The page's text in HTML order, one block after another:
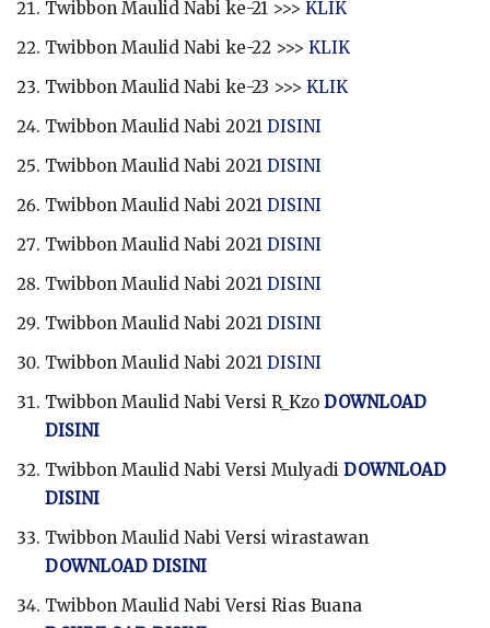
Twibbon Maulid Nabi ke-21 >>> KLIK
Twibbon Maulid Nabi ke-22 >>> KLIK
Twibbon Maulid Nabi ke-23 >>> KLIK
Twibbon Maulid Nabi 2021 DISINI
Twibbon Maulid Nabi 2021 DISINI
Twibbon Maulid Nabi 2021 DISINI
Twibbon Maulid Nabi 2021 DISINI
Twibbon Maulid Nabi 2021 DISINI
Twibbon Maulid Nabi 2021 DISINI
Twibbon Maulid Nabi 2021 DISINI
Twibbon Maulid Nabi Versi R_Kzo DOWNLOAD
DISINI
Twibbon Maulid Nabi Versi Mulyadi DOWNLOAD
DISINI
Twibbon Maulid Nabi Versi wirastawan
DOWNLOAD DISINI
Twibbon Maulid Nabi Versi Rias Buana